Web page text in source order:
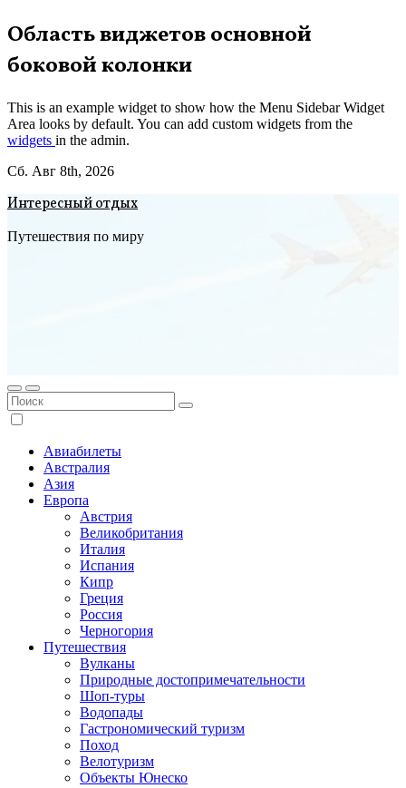
Перейти
к
содержимому
Область виджетов основной
боковой колонки
This is an example widget to show how the Menu Sidebar Widget
Area looks by default. You can add custom widgets from the
widgets in the admin.
Сб. Авг 8th, 2026
Интересный отдых
Путешествия по миру
Авиабилеты
Австралия
Азия
Европа
Австрия
Великобритания
Италия
Испания
Кипр
Греция
Россия
Черногория
Путешествия
Вулканы
Природные достопримечательности
Шоп-туры
Водопады
Гастрономический туризм
Поход
Велотуризм
Объекты Юнеско